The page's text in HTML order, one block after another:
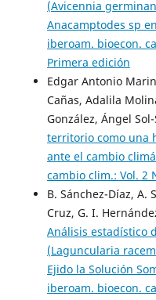
(Avicennia
Anacamptodes sp
iberoam. bioecon.
Primera edición
Edgar Antonio
Cañas, Adalila
González, Ángel
territorio como una
ante el cambio
cambio clim.: Vol. 2
B. Sánchez-Díaz, A.
Cruz, G. I.
Análisis estadístico
(Laguncularia
Ejido la Solución
iberoam. bioecon.